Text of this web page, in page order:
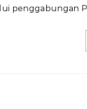
penggabungan